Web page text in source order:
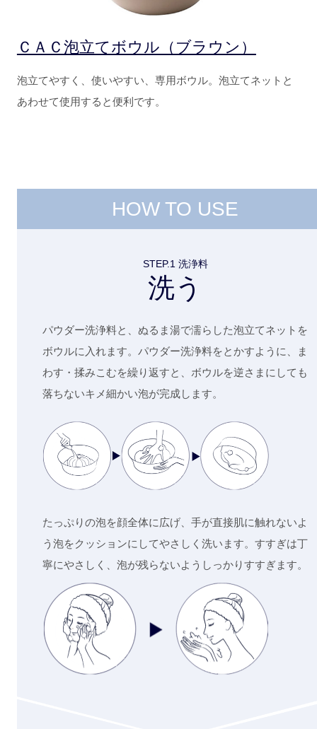
ＣＡＣ泡立てボウル（ブラウン）
泡立てやすく、使いやすい、専用ボウル。泡立てネットと
あわせて使用すると便利です。
HOW TO USE
STEP.1 洗浄料
洗う
パウダー洗浄料と、ぬるま湯で濡らした泡立てネットを
ボウルに入れます。パウダー洗浄料をとかすように、ま
わす・揉みこむを繰り返すと、ボウルを逆さまにしても
落ちないキメ細かい泡が完成します。
たっぷりの泡を顔全体に広げ、手が直接肌に触れないよ
う泡をクッションにしてやさしく洗います。すすぎは丁
寧にやさしく、泡が残らないようしっかりすすぎます。